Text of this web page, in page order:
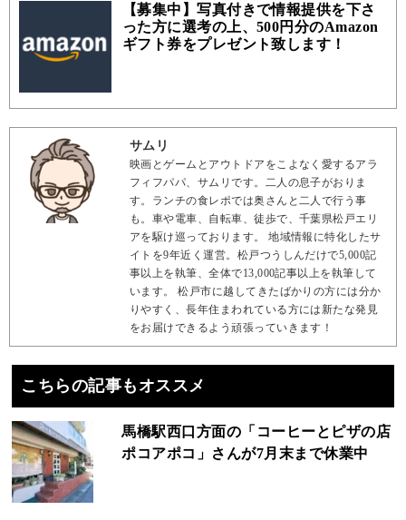
【募集中】写真付きで情報提供を下さ
った方に選考の上、500円分のAmazon
ギフト券をプレゼント致します！
サムリ
映画とゲームとアウトドアをこよなく愛するアラ
フィフパパ、サムリです。二人の息子がおりま
す。ランチの食レポでは奥さんと二人で行う事
も。車や電車、自転車、徒歩で、千葉県松戸エリ
アを駆け巡っております。 地域情報に特化したサ
イトを9年近く運営。松戸つうしんだけで5,000記
事以上を執筆、全体で13,000記事以上を執筆して
います。 松戸市に越してきたばかりの方には分か
りやすく、長年住まわれている方には新たな発見
をお届けできるよう頑張っていきます！
こちらの記事もオススメ
馬橋駅西口方面の「コーヒーとピザの店
ポコアポコ」さんが7月末まで休業中